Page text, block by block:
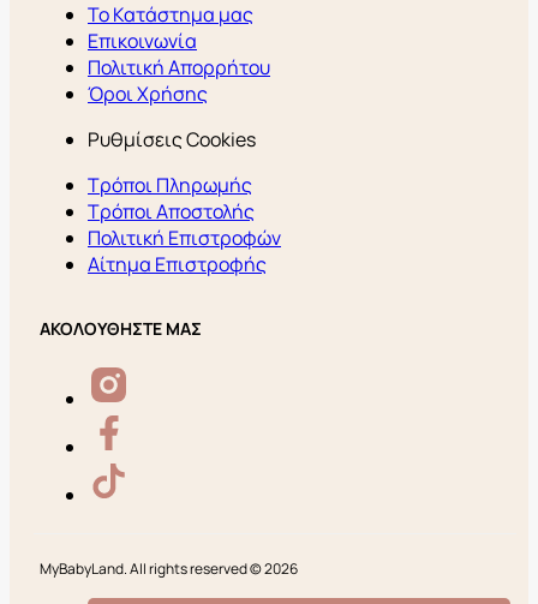
Το Κατάστημα μας
Επικοινωνία
Πολιτική Απορρήτου
Όροι Χρήσης
Ρυθμίσεις Cookies
Τρόποι Πληρωμής
Τρόποι Αποστολής
Πολιτική Επιστροφών
Αίτημα Επιστροφής
ΑΚΟΛΟΥΘΗΣΤΕ ΜΑΣ
MyBabyLand. All rights reserved © 2026